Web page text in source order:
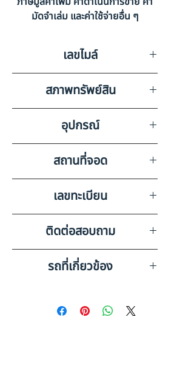
มัดจำเล่ม และค่าใช้จ่ายอื่น ๆ
เลขไมล์
0
สภาพทรัพย์สิน
ส่วนหางไม่มีเลขไมล์ มีรอยขีดข่วน
ตามสภาพสภาพการใช้งาน
อุปกรณ์
สถานที่จอด
ASK KAIROD จ.ขอนแก่น
เลขทะเบียน
69-7000 กรุงเทพมหานคร
ติดต่อสอบถาม
เบอร์ติดต่อฝ่ายขาย 098-253-
5968 หรือ 061-386-4375
รถที่เกี่ยวข้อง
(2023) HO10-6601169